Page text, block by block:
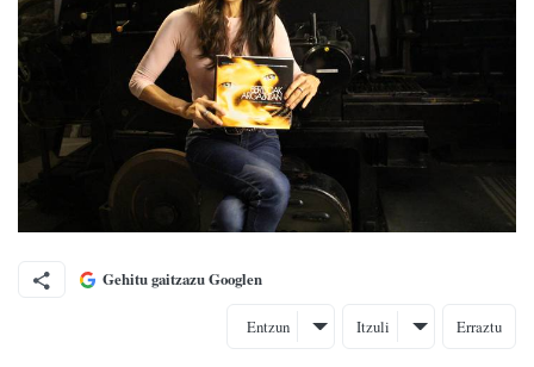
Gehitu gaitzazu Googlen
Entzun Itzuli Erraztu